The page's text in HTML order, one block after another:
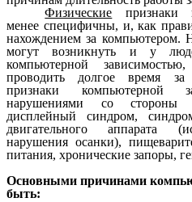
Физические признаки
менее специфичны, и, как
нахождением за компьютером.
могут возникнуть и у
компьютерной
проводить долгое время за
признаки компьютерной
нарушениями со стороны
дисплейный синдром,
двигательного аппарата
нарушения осанки),
питания, хронические запоры,
Основными причинами
быть: